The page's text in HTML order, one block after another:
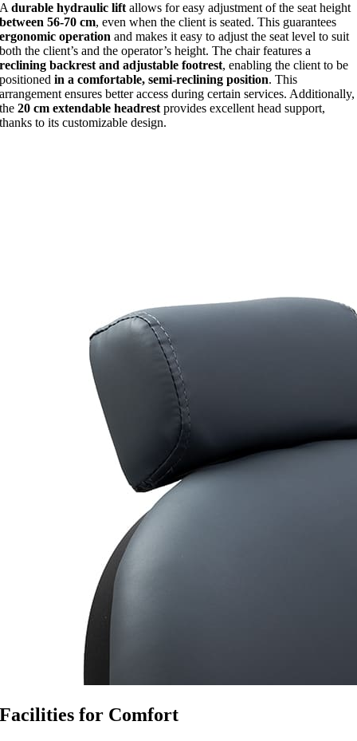
Adurable hydraulic liftallows for easy adjustment of the seat height
between 56-70 cm, even when the client is seated. This guarantees
ergonomic operation and makes it easy to adjust the seat level to suit
both the client’s and the operator’s height. The chair features a
reclining backrest and adjustable footrest, enabling the client to be
positionedin a comfortable, semi-reclining position. This
arrangement ensures better access during certain services. Additionally,
the20 cm extendable headrestprovides excellent head support,
thanks to its customizable design.
Facilities for Comfort